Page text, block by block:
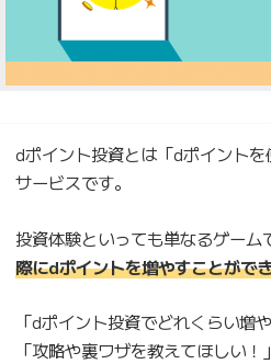
dポイント投資とは「dポイント
サービスです。
投資体験といっても単なるゲーム
際にdポイントを増やすことがで
「dポイント投資でどれくらい増
「攻略や裏ワザを教えてほしい！」